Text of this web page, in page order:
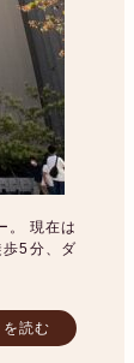
。 現在は
5分、ダ
読む